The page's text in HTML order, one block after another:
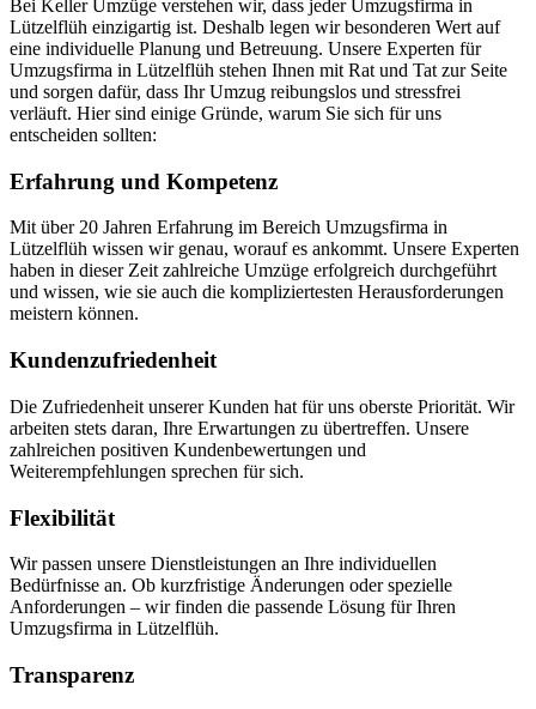
Bei Keller Umzüge verstehen wir, dass jeder Umzugsfirma in
Lützelflüh einzigartig ist. Deshalb legen wir besonderen Wert auf
eine individuelle Planung und Betreuung. Unsere Experten für
Umzugsfirma in Lützelflüh stehen Ihnen mit Rat und Tat zur Seite
und sorgen dafür, dass Ihr Umzug reibungslos und stressfrei
verläuft. Hier sind einige Gründe, warum Sie sich für uns
entscheiden sollten:
Erfahrung und Kompetenz
Mit über 20 Jahren Erfahrung im Bereich Umzugsfirma in
Lützelflüh wissen wir genau, worauf es ankommt. Unsere Experten
haben in dieser Zeit zahlreiche Umzüge erfolgreich durchgeführt
und wissen, wie sie auch die kompliziertesten Herausforderungen
meistern können.
Kundenzufriedenheit
Die Zufriedenheit unserer Kunden hat für uns oberste Priorität. Wir
arbeiten stets daran, Ihre Erwartungen zu übertreffen. Unsere
zahlreichen positiven Kundenbewertungen und
Weiterempfehlungen sprechen für sich.
Flexibilität
Wir passen unsere Dienstleistungen an Ihre individuellen
Bedürfnisse an. Ob kurzfristige Änderungen oder spezielle
Anforderungen – wir finden die passende Lösung für Ihren
Umzugsfirma in Lützelflüh.
Transparenz